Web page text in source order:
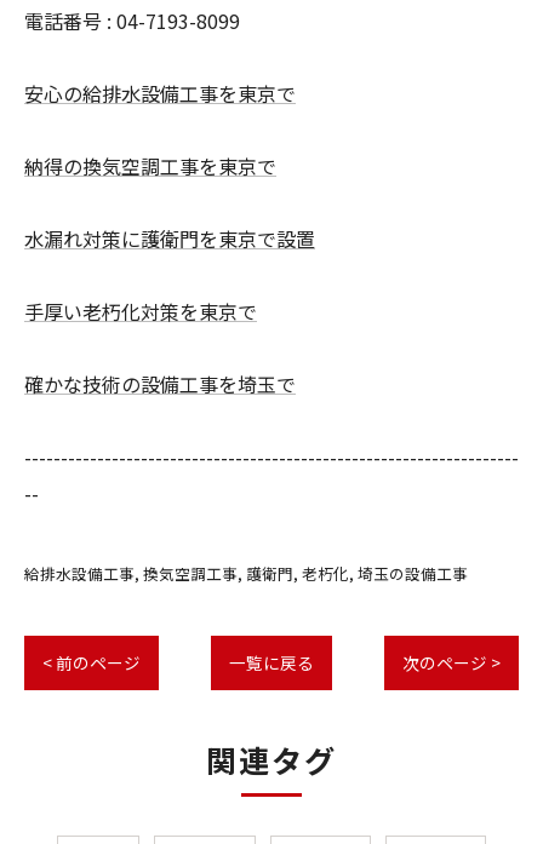
電話番号 : 04-7193-8099
安心の給排水設備工事を東京で
納得の換気空調工事を東京で
水漏れ対策に護衛門を東京で設置
手厚い老朽化対策を東京で
確かな技術の設備工事を埼玉で
--------------------------------------------------------------------
--
給排水設備工事 換気空調工事 護衛門 老朽化 埼玉の設備工事
< 前のページ 一覧に戻る 次のページ >
関連タグ